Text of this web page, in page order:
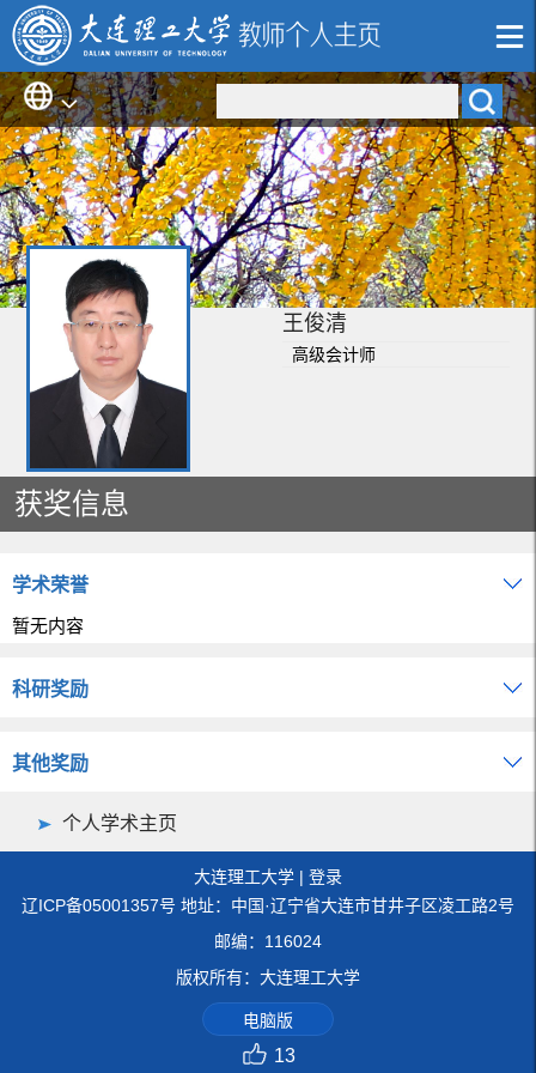
王俊清
高级会计师
获奖信息
学术荣誉
暂无内容
科研奖励
其他奖励
个人学术主页
大连理工大学 | 登录
辽ICP备05001357号 地址：中国·辽宁省大连市甘井子区凌工路2号
邮编：116024
版权所有：大连理工大学
电脑版
13